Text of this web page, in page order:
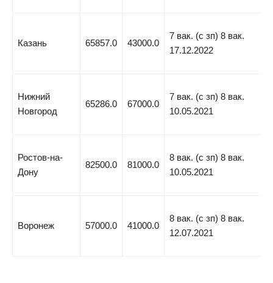
Казань 65857.0 43000.0
7 вак. (с зп) 8 вак.
17.12.2022
Нижний
Новгород
65286.0 67000.0
7 вак. (с зп) 8 вак.
10.05.2021
Ростов-на-
Дону
82500.0 81000.0
8 вак. (с зп) 8 вак.
10.05.2021
Воронеж 57000.0 41000.0
8 вак. (с зп) 8 вак.
12.07.2021